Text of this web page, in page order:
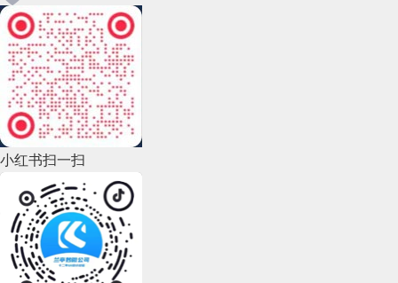
2022年12月(45)
2022年11月(69)
2022年10月(51)
2022年9月(135)
2022年8月(60)
2022年7月(111)
2022年6月(162)
小红书扫一扫